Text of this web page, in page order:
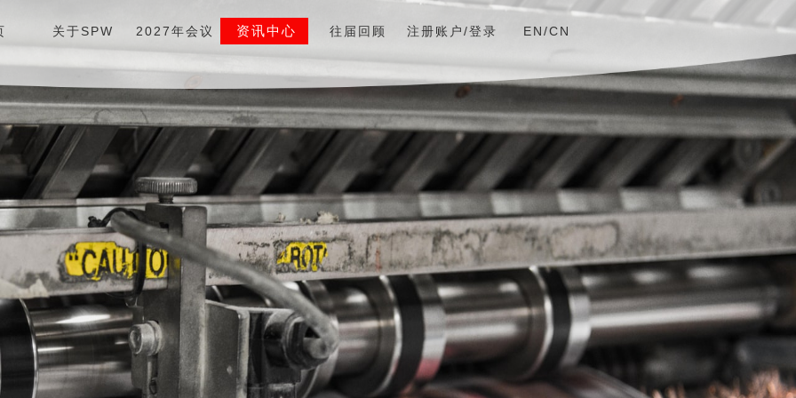
关于SPW 2027年会议 资讯中心 往届回顾 注册账户/登录 EN/CN